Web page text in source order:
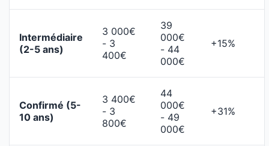
Intermédiaire
(2-5 ans)
3 000€
- 3
400€
39
000€
- 44
000€
+15%
Confirmé (5-
10 ans)
3 400€
- 3
800€
44
000€
- 49
000€
+31%